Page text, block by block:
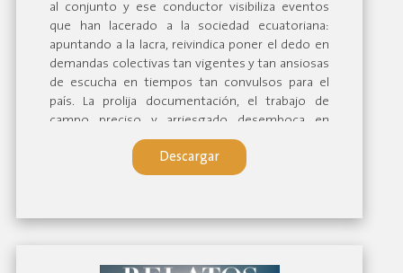
al conjunto y ese conductor visibiliza eventos
que han lacerado a la sociedad ecuatoriana:
apuntando a la lacra, reivindica poner el dedo en
demandas colectivas tan vigentes y tan ansiosas
de escucha en tiempos tan convulsos para el
país. La prolija documentación, el trabajo de
campo preciso y arriesgado desemboca en
interrogantes que interpelan con sobriedad y sin
ambages a los actores sociales y políticos, al
propio lector, rebasando así el plano de la mera
prosa ligera, cuidada, con fino detalle, digna de
Descargar